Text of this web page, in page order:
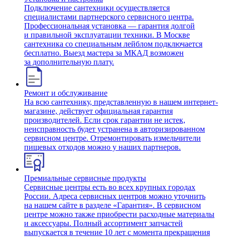
Подключение сантехники осуществляется
специалистами партнерского сервисного центра.
Профессиональная установка — гарантия долгой
и правильной эксплуатации техники. В Москве
сантехника со специальным лейблом подключается
бесплатно. Выезд мастера за МКАД возможен
за дополнительную плату.
Ремонт и обслуживание
На всю сантехнику, представленную в нашем интернет-
магазине, действует официальная гарантия
производителей. Если срок гарантии не истек,
неисправность будет устранена в авторизированном
сервисном центре. Отремонтировать измельчители
пищевых отходов можно у наших партнеров.
Премиальные сервисные продукты
Сервисные центры есть во всех крупных городах
России. Адреса сервисных центров можно уточнить
на нашем сайте в разделе «Гарантия». В сервисном
центре можно также приобрести расходные материалы
и аксессуары. Полный ассортимент запчастей
выпускается в течение 10 лет с момента прекращения